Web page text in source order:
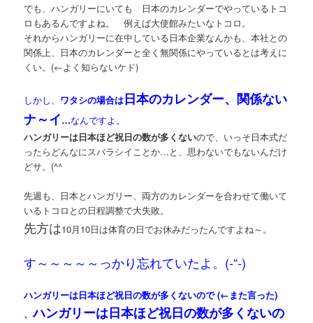
でも、ハンガリーにいても 日本のカレンダーでやっているトコ
ロもあるんですよね。 例えば大使館みたいなトコロ。
それからハンガリーに在中している日本企業なんかも、本社との
関係上、日本のカレンダーと全く無関係にやっているとは考えに
くい。(←よく知らないケド)
しかし、 ワタシの場合は日本のカレンダー、関係ない
ナ～イ…なんですよ。
ハンガリーは日本ほど祝日の数が多くないので、いっそ日本式だ
ったらどんなにスバラシイことか…と、思わないでもないんだけ
どサ。(^^ゞ
先週も、日本とハンガリー、両方のカレンダーを合わせて働いて
いるトコロとの日程調整で大失敗。
先方は10月10日は体育の日でお休みだったんですよね～。
す～～～～～っかり忘れていたよ。(-“-)
ハンガリーは日本ほど祝日の数が多くないので (←また言った)
、ハンガリーは日本ほど祝日の数が多くないの